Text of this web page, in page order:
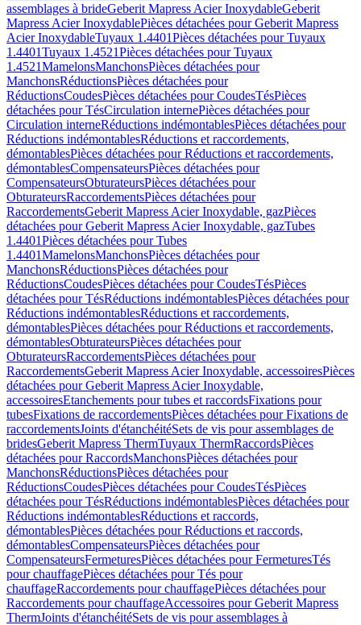
assemblages à brideGeberit Mapress Acier InoxydableGeberit
Mapress Acier InoxydablePièces détachées pour Geberit Mapress
Acier InoxydableTuyaux 1.4401Pièces détachées pour Tuyaux
1.4401Tuyaux 1.4521Pièces détachées pour Tuyaux
1.4521MamelonsManchonsPièces détachées pour
ManchonsRéductionsPièces détachées pour
RéductionsCoudesPièces détachées pour CoudesTésPièces
détachées pour TésCirculation internePièces détachées pour
Circulation interneRéductions indémontablesPièces détachées pour
Réductions indémontablesRéductions et raccordements,
démontablesPièces détachées pour Réductions et raccordements,
démontablesCompensateursPièces détachées pour
CompensateursObturateursPièces détachées pour
ObturateursRaccordementsPièces détachées pour
RaccordementsGeberit Mapress Acier Inoxydable, gazPièces
détachées pour Geberit Mapress Acier Inoxydable, gazTubes
1.4401Pièces détachées pour Tubes
1.4401MamelonsManchonsPièces détachées pour
ManchonsRéductionsPièces détachées pour
RéductionsCoudesPièces détachées pour CoudesTésPièces
détachées pour TésRéductions indémontablesPièces détachées pour
Réductions indémontablesRéductions et raccordements,
démontablesPièces détachées pour Réductions et raccordements,
démontablesObturateursPièces détachées pour
ObturateursRaccordementsPièces détachées pour
RaccordementsGeberit Mapress Acier Inoxydable, accessoiresPièces
détachées pour Geberit Mapress Acier Inoxydable,
accessoiresEtanchements pour tubes et raccordsFixations pour
tubesFixations de raccordementsPièces détachées pour Fixations de
raccordementsJoints d'étanchéitéSets de vis pour assemblages de
bridesGeberit Mapress ThermTuyaux ThermRaccordsPièces
détachées pour RaccordsManchonsPièces détachées pour
ManchonsRéductionsPièces détachées pour
RéductionsCoudesPièces détachées pour CoudesTésPièces
détachées pour TésRéductions indémontablesPièces détachées pour
Réductions indémontablesRéductions et raccords,
démontablesPièces détachées pour Réductions et raccords,
démontablesCompensateursPièces détachées pour
CompensateursFermeturesPièces détachées pour FermeturesTés
pour chauffagePièces détachées pour Tés pour
chauffageRaccordements pour chauffagePièces détachées pour
Raccordements pour chauffageAccessoires pour Geberit Mapress
ThermJoints d'étanchéitéSets de vis pour assemblages à